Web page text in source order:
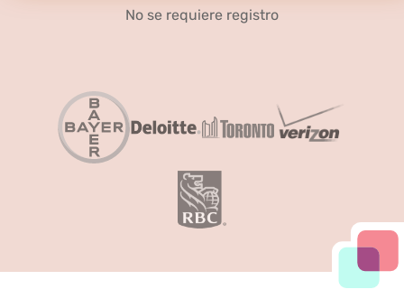
No se requiere registro